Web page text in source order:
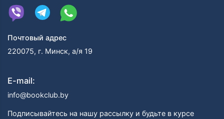
Почтовый адрес
220075, г. Минск, а/я 19
E-mail:
info@bookclub.by
Подписывайтесь на нашу рассылку и будьте в курсе